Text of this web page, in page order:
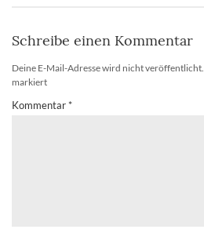
Schreibe einen Kommentar
Deine E-Mail-Adresse wird nicht veröffentlicht.
markiert
Kommentar *